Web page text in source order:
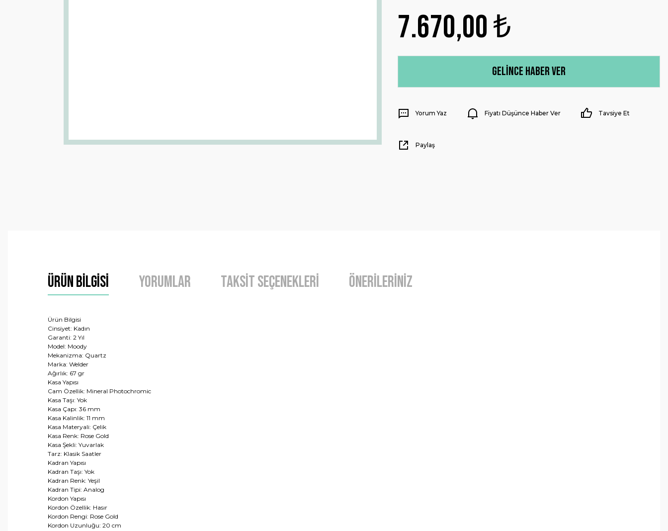
7.670,00 ₺
Gelince Haber Ver
Yorum Yaz Fiyatı Düşünce Haber Ver Tavsiye Et
Paylaş
Ürün Bilgisi Yorumlar Taksit Seçenekleri Önerileriniz
Ürün Bilgisi
Cinsiyet: Kadın
Garanti: 2 Yıl
Model: Moody
Mekanizma: Quartz
Marka: Welder
Ağırlık: 67 gr
Kasa Yapısı
Cam Özellik: Mineral Photochromic
Kasa Taşı: Yok
Kasa Çapı: 36 mm
Kasa Kalinlik: 11 mm
Kasa Materyali: Çelik
Kasa Renk: Rose Gold
Kasa Şekli: Yuvarlak
Tarz: Klasik Saatler
Kadran Yapısı
Kadran Taşı: Yok
Kadran Renk: Yeşil
Kadran Tipi: Analog
Kordon Yapısı
Kordon Özellik: Hasır
Kordon Rengi: Rose Gold
Kordon Uzunluğu: 20 cm